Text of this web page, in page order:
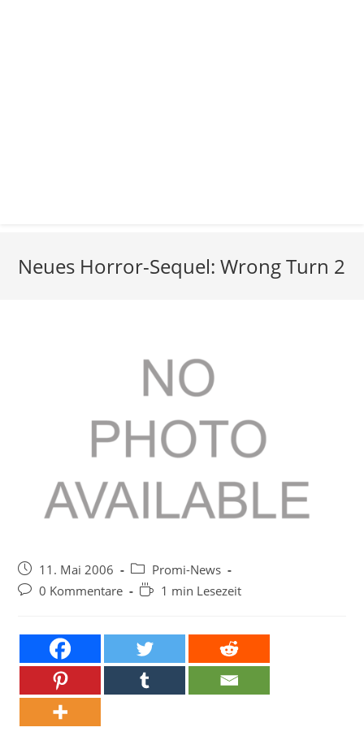
Neues Horror-Sequel: Wrong Turn 2
Beitrag
veröffentlicht:
11. Mai 2006
Beitrags-
Kategorie:
Promi-News
Beitrags-
0 Kommentare Lesedauer:
1 min Lesezeit